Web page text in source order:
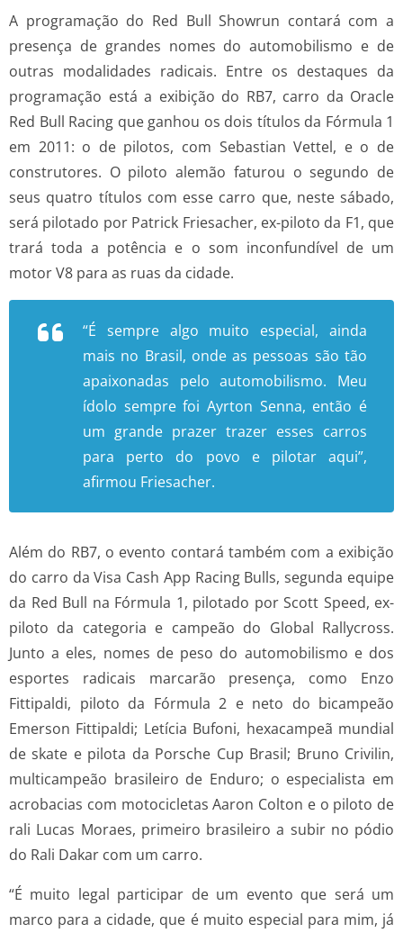
A programação do Red Bull Showrun contará com a
presença de grandes nomes do automobilismo e de
outras modalidades radicais. Entre os destaques da
programação está a exibição do RB7, carro da Oracle
Red Bull Racing que ganhou os dois títulos da Fórmula 1
em 2011: o de pilotos, com Sebastian Vettel, e o de
construtores. O piloto alemão faturou o segundo de
seus quatro títulos com esse carro que, neste sábado,
será pilotado por Patrick Friesacher, ex-piloto da F1, que
trará toda a potência e o som inconfundível de um
motor V8 para as ruas da cidade.
“É sempre algo muito especial, ainda
mais no Brasil, onde as pessoas são tão
apaixonadas pelo automobilismo. Meu
ídolo sempre foi Ayrton Senna, então é
um grande prazer trazer esses carros
para perto do povo e pilotar aqui”,
afirmou Friesacher.
Além do RB7, o evento contará também com a exibição
do carro da Visa Cash App Racing Bulls, segunda equipe
da Red Bull na Fórmula 1, pilotado por Scott Speed, ex-
piloto da categoria e campeão do Global Rallycross.
Junto a eles, nomes de peso do automobilismo e dos
esportes radicais marcarão presença, como Enzo
Fittipaldi, piloto da Fórmula 2 e neto do bicampeão
Emerson Fittipaldi; Letícia Bufoni, hexacampeã mundial
de skate e pilota da Porsche Cup Brasil; Bruno Crivilin,
multicampeão brasileiro de Enduro; o especialista em
acrobacias com motocicletas Aaron Colton e o piloto de
rali Lucas Moraes, primeiro brasileiro a subir no pódio
do Rali Dakar com um carro.
“É muito legal participar de um evento que será um
marco para a cidade, que é muito especial para mim, já